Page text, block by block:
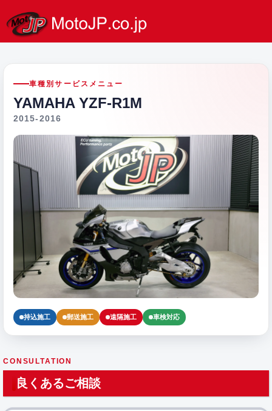
車種別サービスメニュー
YAMAHA YZF-R1M
2015-2016
持込施工 郵送施工 遠隔施工 車検対応
CONSULTATION
良くあるご相談